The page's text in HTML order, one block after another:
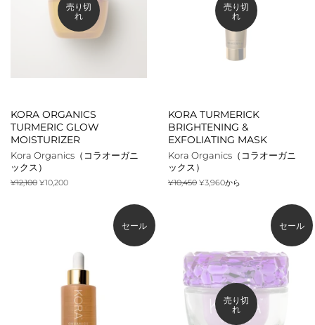
売り切
れ
KORA ORGANICS
TURMERIC GLOW
MOISTURIZER
Kora Organics（コラオーガニ
ックス）
通
¥12,100 販
¥10,200
売り切
れ
KORA TURMERICK
BRIGHTENING &
EXFOLIATING MASK
Kora Organics（コラオーガニ
ックス）
通
¥10,450 ¥3,960から
セール セール
売り切
れ